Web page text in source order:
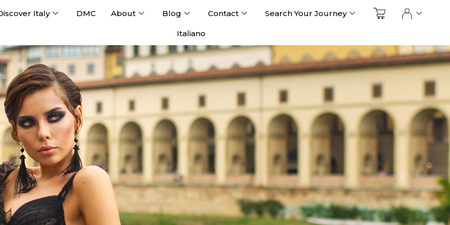
Italy DMC About Blog Contact Search Your Journey
Italiano